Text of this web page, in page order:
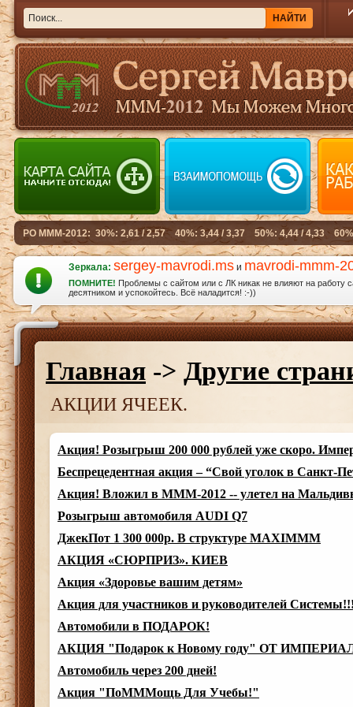
Зеркала: sergey-mavrodi.ms и mavrodi-mmm-
ПОМНИТЕ! Проблемы с сайтом или с ЛК никак не влияют на работу
десятником и успокойтесь. Всё наладится! :-))
Главная -> Другие
АКЦИИ ЯЧЕЕК.
Акция! Розыгрыш 200 000 рублей уже скоро.
Беспрецедентная акция – “Свой уголок в Санкт-
Акция! Вложил в МММ-2012 -- улетел на
Розыгрыш автомобиля AUDI Q7
ДжекПот 1 300 000р. В структуре MAXIMMM
АКЦИЯ «СЮРПРИЗ». КИЕВ
Акция «Здоровье вашим детям»
Акция для участников и руководителей
Автомобили в ПОДАРОК!
АКЦИЯ "Подарок к Новому году" ОТ
Автомобиль через 200 дней!
Акция "ПоМММощь Для Учебы!"